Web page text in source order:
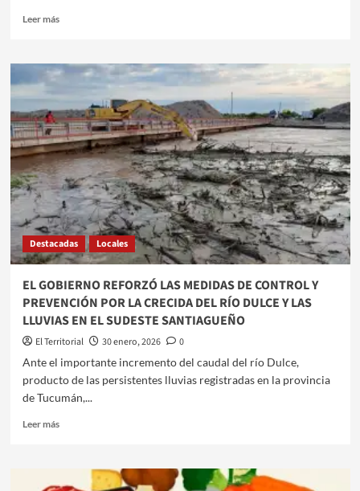
Leer másLeer
MITRE
SE
IMPUSO
ANTE
GÜEMES
EN
UN
AMISTOSO
DE
PRETEMPORADA
Destacadas Locales
EL GOBIERNO REFORZÓ LAS MEDIDAS DE CONTROL Y
PREVENCIÓN POR LA CRECIDA DEL RÍO DULCE Y LAS
LLUVIAS EN EL SUDESTE SANTIAGUEÑO
El Territorial 30 enero, 2026
0
Ante el importante incremento del caudal del río Dulce,
producto de las persistentes lluvias registradas en la provincia
de Tucumán,...
Leer másLeer
GOBIERNO